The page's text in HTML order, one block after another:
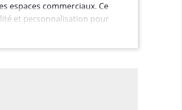
espaces commerciaux. Ce
et personnalisation pour
ce Roll'up offre une surface